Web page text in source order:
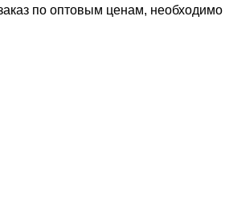
по оптовым ценам, необходимо